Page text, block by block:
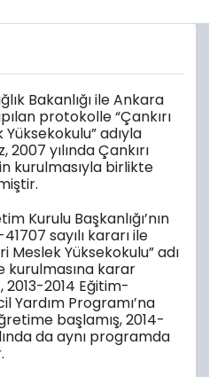
Bakanlığı ile Ankara
protokolle “Çankırı
adıyla
yılında Çankırı
kurulmasıyla birlikte
Kurulu Başkanlığı’nın
sayılı kararı ile
Meslek Yüksekokulu” adı
kurulmasına karar
2014 Eğitim-
Yardım Programı’na
başlamış, 2014-
da aynı programda